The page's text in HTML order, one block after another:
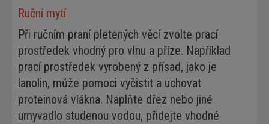
Ruční mytí
Při ručním praní pletených věcí zvolte prací
prostředek vhodný pro vlnu a příze. Například
prací prostředek vyrobený z přísad, jako je
lanolin, může pomoci vyčistit a uchovat
proteinová vlákna. Naplňte dřez nebo jiné
umyvadlo studenou vodou, přidejte vhodné